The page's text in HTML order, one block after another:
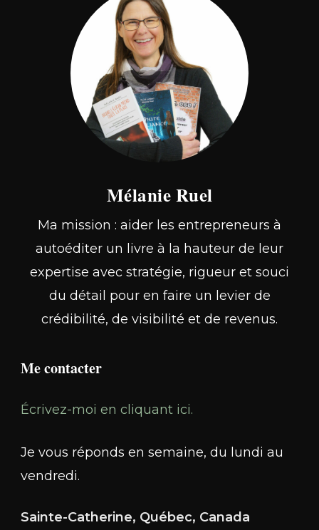
Mélanie Ruel
Ma mission : aider les entrepreneurs à
autoéditer un livre à la hauteur de leur
expertise avec stratégie, rigueur et souci
du détail pour en faire un levier de
crédibilité, de visibilité et de revenus.
Me contacter
Écrivez-moi en cliquant ici.
Je vous réponds en semaine, du lundi au
vendredi.
Sainte-Catherine, Québec, Canada